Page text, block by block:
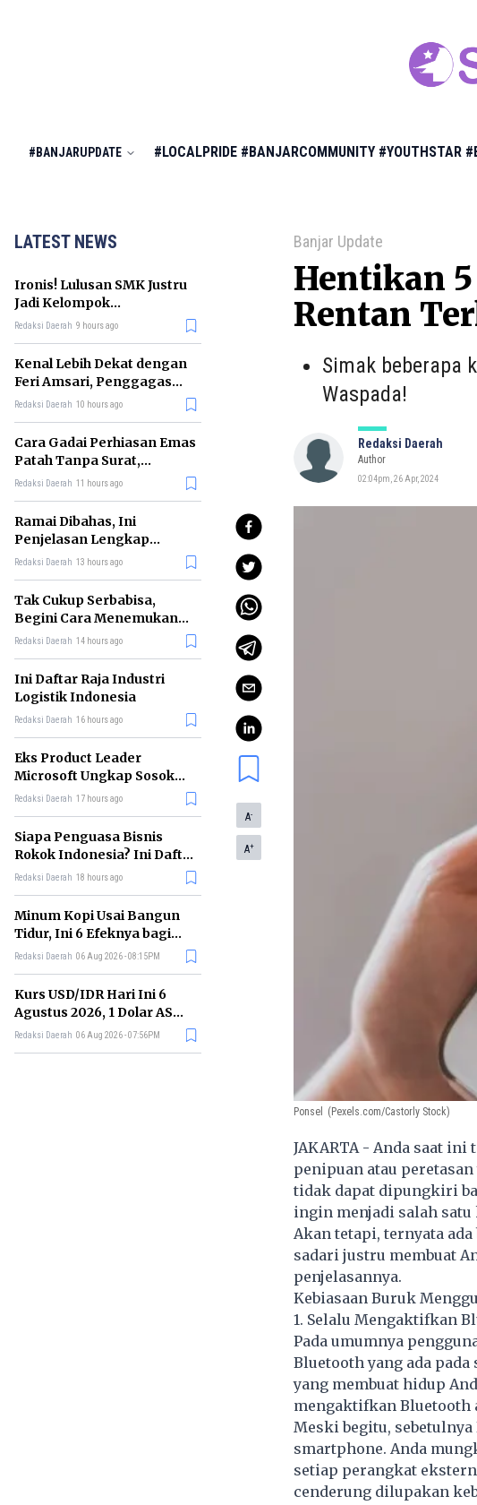
#BANJARUPDATE #LOCALPRIDE #BANJARCOMMUNITY #YOUTHSTAR
LATEST NEWS
Ironis! Lulusan SMK Justru
Jadi Kelompok
Pengangguran Terbanyak
Redaksi Daerah 9 hours ago
Kenal Lebih Dekat dengan
Feri Amsari, Penggagas
Kabinet Bayangan
Redaksi Daerah 10 hours ago
Cara Gadai Perhiasan Emas
Patah Tanpa Surat,
Ternyata Tetap Bisa!
Redaksi Daerah 11 hours ago
Ramai Dibahas, Ini
Penjelasan Lengkap
tentang Konsep Kabinet
Redaksi Daerah 13 hours ago
Tak Cukup Serbabisa,
Begini Cara Menemukan
'Spike' agar CV Dilirik HR
Redaksi Daerah 14 hours ago
Ini Daftar Raja Industri
Logistik Indonesia
Redaksi Daerah 16 hours ago
Eks Product Leader
Microsoft Ungkap Sosok
yang Paling Cocok
Redaksi Daerah 17 hours ago
Siapa Penguasa Bisnis
Rokok Indonesia? Ini Daftar
Perusahaan Terbesarnya
Redaksi Daerah 18 hours ago
Minum Kopi Usai Bangun
Tidur, Ini 6 Efeknya bagi
Kesehatan Tubuh
Redaksi Daerah 06 Aug 2026 - 08:15PM
Kurs USD/IDR Hari Ini 6
Agustus 2026, 1 Dolar AS
Kini Berapa Rupiah?
Redaksi Daerah 06 Aug 2026 - 07:56PM
Banjar Update
Hentikan
Rentan
Simak beberapa
Waspada!
Redaksi Daerah
Author
02:04pm, 26 Apr, 2024
A-
A+
Ponsel (Pexels.com/Castorly Stock)
JAKARTA - Anda saat
penipuan atau
tidak dapat dipungkiri
ingin menjadi salah satu
Akan tetapi, ternyata
sadari justru membuat
penjelasannya.
Kebiasaan Buruk
1. Selalu Mengaktifkan
Pada umumnya
Bluetooth yang ada
yang membuat hidup
mengaktifkan Bluetooth
Meski begitu,
smartphone. Anda
setiap perangkat
cenderung dilupakan